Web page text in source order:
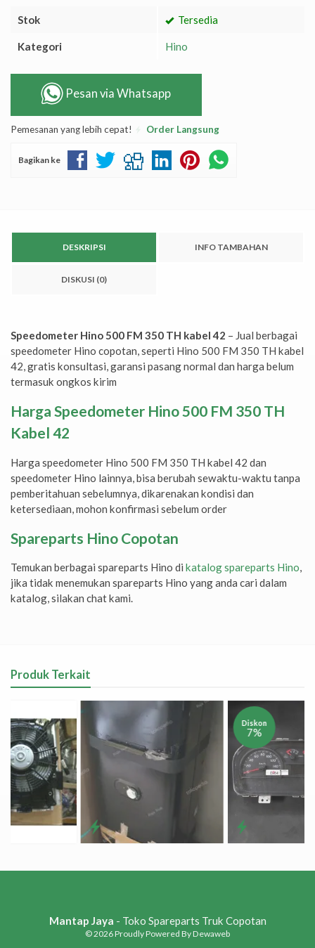
Stok Tersedia
Kategori Hino
Pesan via Whatsapp
Pemesanan yang lebih cepat! Order Langsung
Bagikan ke
DESKRIPSI INFO TAMBAHAN
DISKUSI (0)
Speedometer Hino 500 FM 350 TH kabel 42 – Jual berbagai
speedometer Hino copotan, seperti Hino 500 FM 350 TH kabel
42, gratis konsultasi, garansi pasang normal dan harga belum
termasuk ongkos kirim
Harga Speedometer Hino 500 FM 350 TH
Kabel 42
Harga speedometer Hino 500 FM 350 TH kabel 42 dan
speedometer Hino lainnya, bisa berubah sewaktu-waktu tanpa
pemberitahuan sebelumnya, dikarenakan kondisi dan
ketersediaan, mohon konfirmasi sebelum order
Spareparts Hino Copotan
Temukan berbagai spareparts Hino di katalog spareparts Hino
jika tidak menemukan spareparts Hino yang anda cari dalam
katalog, silakan chat kami.
Produk Terkait
Mantap Jaya - Toko Spareparts Truk Copotan
© 2026Proudly Powered By Dewaweb